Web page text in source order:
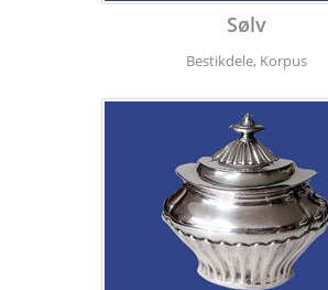
Sølv
Bestikdele, Korpus